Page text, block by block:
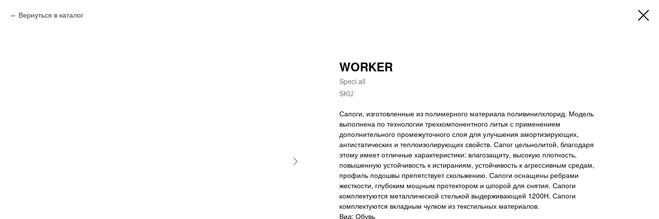
Вернуться в каталог
WORKER
Speci.all
SKU:
Сапоги, изготовленные из полимерного материала поливинилхлорид. Модель
выполнена по технологии трехкомпонентного литья с применением
дополнительного промежуточного слоя для улучшения амортизирующих,
антистатических и теплоизолирующих свойств. Сапог цельнолитой, благодаря
этому имеет отличные характеристики: влагозащиту, высокую плотность,
повышенную устойчивость к истираниям, устойчивость к агрессивным средам,
профиль подошвы препятствует скольжению. Сапоги оснащены ребрами
жесткости, глубоким мощным протектором и шпорой для снятия. Сапоги
комплектуются металлической стелькой выдерживающей 1200Н. Сапоги
комплектуются вкладным чулком из текстильных материалов.
Вид: Обувь